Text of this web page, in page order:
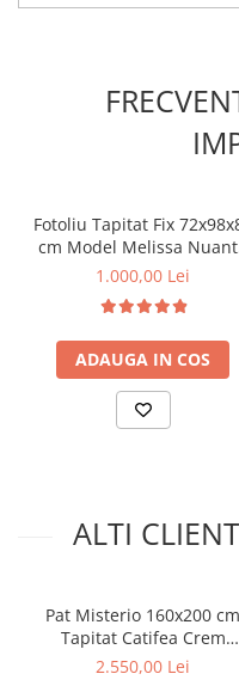
Fotoliu Tapitat Fix
cm Model Melissa
Bej
1.000,00 Lei
ADAUGA IN COS
ALTI
Pat Misterio 160x200 cm
Tapitat Catifea Crem
Somiera Inclusa (cod AF
2.550,00 Lei